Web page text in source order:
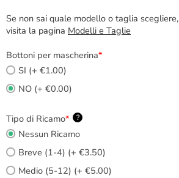
Se non sai quale modello o taglia scegliere,
visita la pagina Modelli e Taglie
Bottoni per mascherina*
SI (+ €1.00)
NO (+ €0.00)
Tipo di Ricamo* ?
Nessun Ricamo
Breve (1-4) (+ €3.50)
Medio (5-12) (+ €5.00)